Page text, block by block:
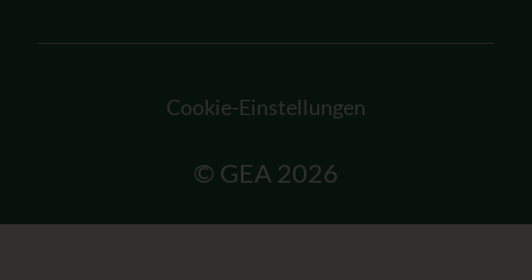
© GEA 2026
Cookie-Einstellungen